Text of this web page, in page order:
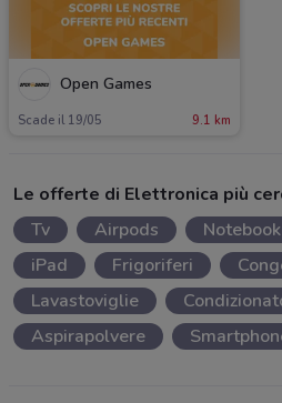
Open Games
Scade il 19/05 9.1 km
Le offerte di Elettronica più
Tv
Airpods Notebook
iPad
Frigoriferi
Lavastoviglie
Aspirapolvere